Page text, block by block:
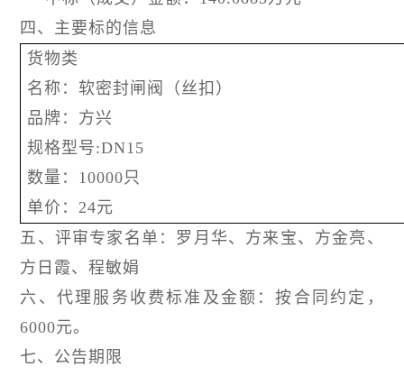
四、主要标的信息
货物类
名称：软密封闸阀（丝扣）
品牌：方兴
规格型号:DN15
数量：10000只
单价：24元
五、评审专家名单：罗月华、方来宝、方金亮、
方日霞、程敏娟
六、代理服务收费标准及金额：按合同约定，
6000元。
七、公告期限